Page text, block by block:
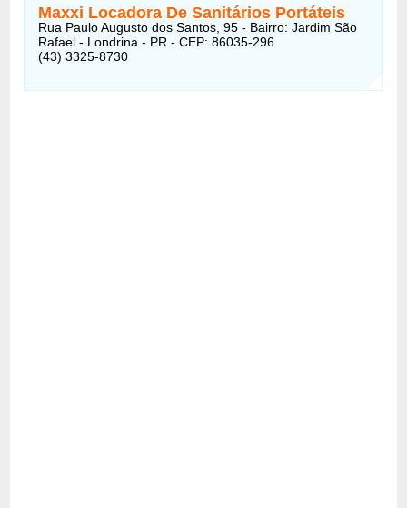
Maxxi Locadora De Sanitários Portáteis
Rua Paulo Augusto dos Santos, 95 - Bairro: Jardim São
Rafael - Londrina - PR - CEP: 86035-296
(43) 3325-8730